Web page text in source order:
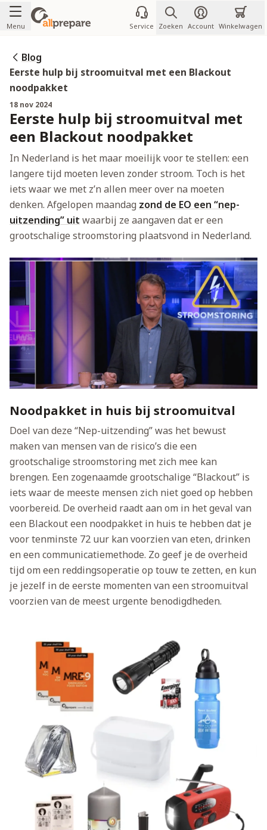
Ga naar de inhoud
Menu Service Zoeken Account Winkelwagen
Blog
Eerste hulp bij stroomuitval met een Blackout
noodpakket
18 nov 2024
Eerste hulp bij stroomuitval met
een Blackout noodpakket
In Nederland is het maar moeilijk voor te stellen: een
langere tijd moeten leven zonder stroom. Toch is het
iets waar we met z’n allen meer over na moeten
denken. Afgelopen maandag zond de EO een “nep-
uitzending” uit waarbij ze aangaven dat er een
grootschalige stroomstoring plaatsvond in Nederland.
Noodpakket in huis bij stroomuitval
Doel van deze “Nep-uitzending” was het bewust
maken van mensen van de risico’s die een
grootschalige stroomstoring met zich mee kan
brengen. Een zogenaamde grootschalige “Blackout” is
iets waar de meeste mensen zich niet goed op hebben
voorbereid. De overheid raadt aan om in het geval van
een Blackout een noodpakket in huis te hebben dat je
voor tenminste 72 uur kan voorzien van eten, drinken
en een communicatiemethode. Zo geef je de overheid
tijd om een reddingsoperatie op touw te zetten, en kun
je jezelf in de eerste momenten van een stroomuitval
voorzien van de meest urgente benodigdheden.